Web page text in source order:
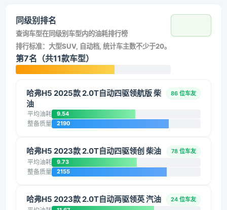
同级别排名
查询车型在同级别车型内的油耗排行榜
排行标准：大型SUV, 自动档, 统计车主数不少于20。
第7名（共11款车型）
哈弗H5 2025款 2.0T自动四驱领航版 柴
油
86 位车友
平均油耗 9.54
整备质量 2190
哈弗H5 2023款 2.0T自动四驱领创 柴油 78 位车友
平均油耗 9.73
整备质量 2155
哈弗H5 2023款 2.0T自动两驱领英 汽油 24 位车友